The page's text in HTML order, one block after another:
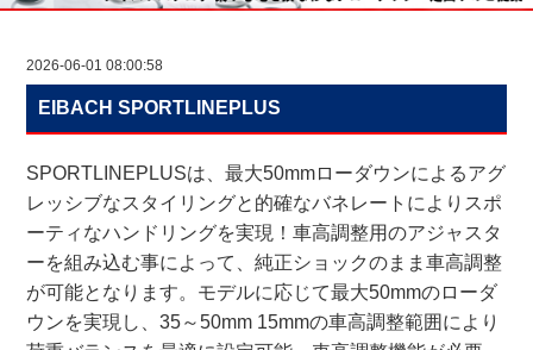
2026-06-01 08:00:58
EIBACH SPORTLINEPLUS
SPORTLINEPLUSは、最大50mmローダウンによるアグ
レッシブなスタイリングと的確なバネレートによりスポ
ーティなハンドリングを実現！車高調整用のアジャスタ
ーを組み込む事によって、純正ショックのまま車高調整
が可能となります。モデルに応じて最大50mmのローダ
ウンを実現し、35～50mm 15mmの車高調整範囲により